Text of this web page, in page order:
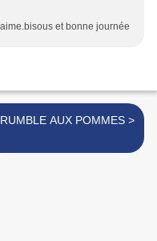
et bonne journée
CRUMBLE AUX POMMES >